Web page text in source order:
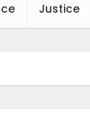
Justice